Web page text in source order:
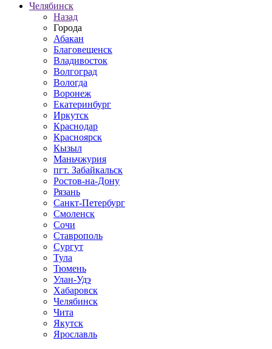
Челябинск
Назад
Города
Абакан
Благовещенск
Владивосток
Волгоград
Вологда
Воронеж
Екатеринбург
Иркутск
Краснодар
Красноярск
Кызыл
Маньчжурия
пгт. Забайкальск
Ростов-на-Дону
Рязань
Санкт-Петербург
Смоленск
Сочи
Ставрополь
Сургут
Тула
Тюмень
Улан-Удэ
Хабаровск
Челябинск
Чита
Якутск
Ярославль